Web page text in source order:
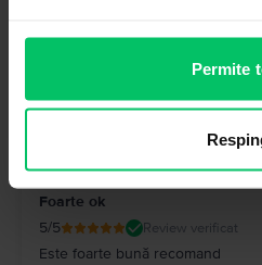
Permite
Salut! Iti multumim pentru
Apple iPhone 13, Starlight,
Foarte ok
5/5 Review verificat
Este foarte bună recomand